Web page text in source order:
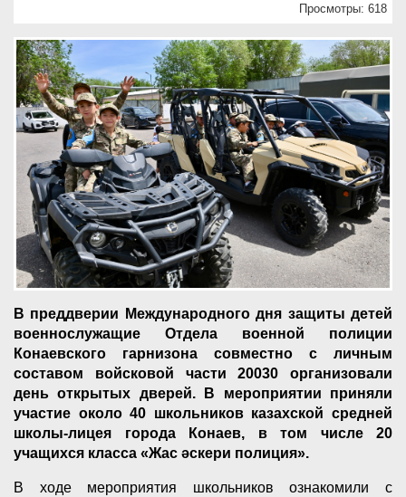
Просмотры: 618
В преддверии Международного дня защиты детей
военнослужащие Отдела военной полиции
Конаевского гарнизона совместно с личным
составом войсковой части 20030 организовали
день открытых дверей. В мероприятии приняли
участие около 40 школьников казахской средней
школы-лицея города Конаев, в том числе 20
учащихся класса «Жас әскери полиция».
В ходе мероприятия школьников ознакомили с